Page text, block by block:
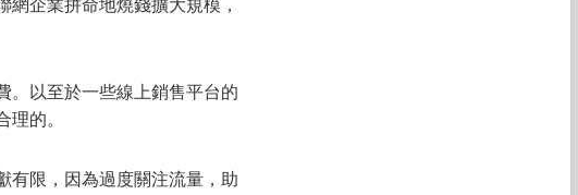
企業拼命地燒錢擴大規模，
。以至於一些線上銷售平台的
理的。
有限，因為過度關注流量，助